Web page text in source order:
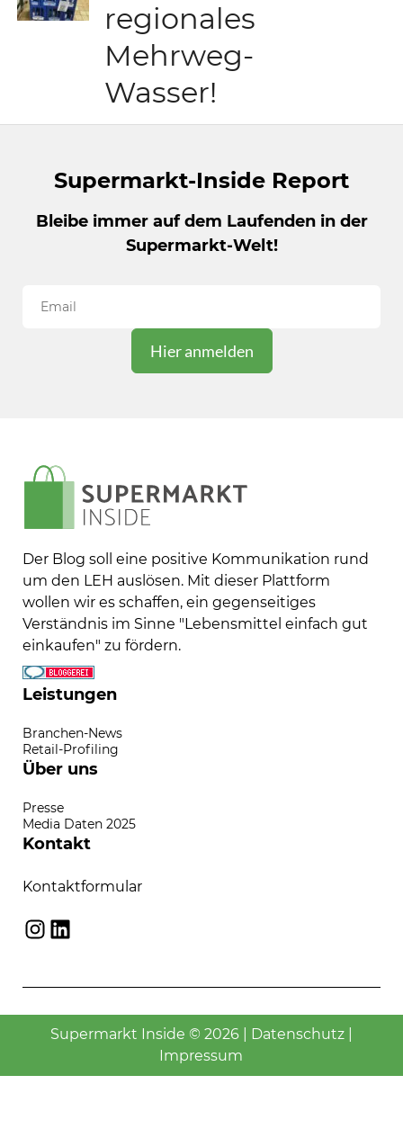
regionales
Mehrweg-
Wasser!
Supermarkt-Inside Report
Bleibe immer auf dem Laufenden in der
Supermarkt-Welt!
Der Blog soll eine positive Kommunikation rund
um den LEH auslösen. Mit dieser Plattform
wollen wir es schaffen, ein gegenseitiges
Verständnis im Sinne "Lebensmittel einfach gut
einkaufen" zu fördern.
Leistungen
Branchen-News
Retail-Profiling
Über uns
Presse
Media Daten 2025
Kontakt
Kontaktformular
Instagram
LinkedIn
Supermarkt Inside © 2026 | Datenschutz|
Impressum